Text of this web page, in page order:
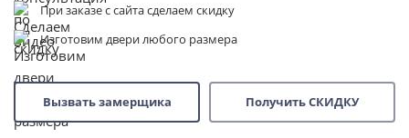
При заказе с сайта сделаем скидку
Изготовим двери любого размера
Вызвать замерщика Получить СКИДКУ